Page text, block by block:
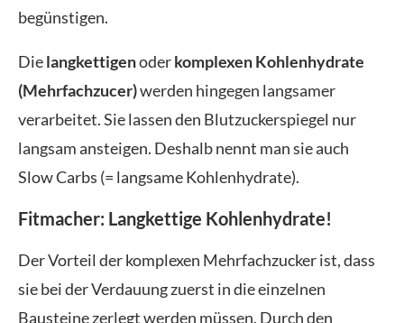
begünstigen.
Dielangkettigenoderkomplexen Kohlenhydrate
(Mehrfachzucer)werden hingegen langsamer
verarbeitet. Sie lassen den Blutzuckerspiegel nur
langsam ansteigen. Deshalb nennt man sie auch
Slow Carbs (= langsame Kohlenhydrate).
Fitmacher: Langkettige Kohlenhydrate!
Der Vorteil der komplexen Mehrfachzucker ist, dass
sie bei der Verdauung zuerst in die einzelnen
Bausteine zerlegt werden müssen. Durch den